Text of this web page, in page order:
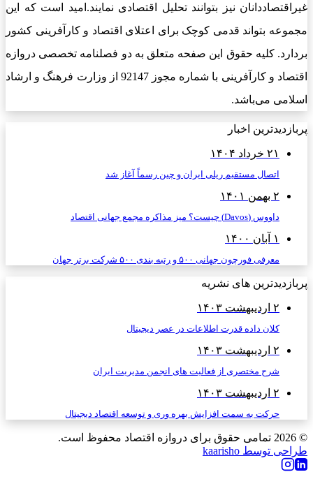
غیراقتصاددانان نیز بتوانند تحلیل اقتصادی نمایند.امید است که این
مجموعه بتواند قدمی کوچک برای اعتلای اقتصاد و کارآفرینی کشور
بردارد. کلیه حقوق این صفحه متعلق به دو فصلنامه تخصصی دروازه
اقتصاد و کارآفرینی با شماره مجوز 92147 از وزارت فرهنگ و ارشاد
اسلامی می‌باشد.
پربازدیدترین اخبار
۲۱ خرداد ۱۴۰۴
اتصال مستقیم ریلی ایران و چین رسماً آغاز شد
۲ بهمن ۱۴۰۱
داووس (Davos) چیست؟ میز مذاکره مجمع جهانی اقتصاد
۱ آبان ۱۴۰۰
معرفی فورچون جهانی ۵۰۰ و رتبه بندی ۵۰۰ شرکت برتر جهان
پربازدیدترین های نشریه
۲ اردیبهشت ۱۴۰۳
کلان داده قدرت اطلاعات در عصر دیجیتال
۲ اردیبهشت ۱۴۰۳
شرح مختصری از فعالیت های انجمن مدیریت ایران
۲ اردیبهشت ۱۴۰۳
حرکت به سمت افزایش بهره وری و توسعه اقتصاد دیجیتال
© 2026
تمامی حقوق برای دروازه اقتصاد محفوظ است.
طراحی توسط kaarisho